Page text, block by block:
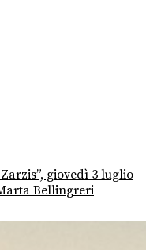
giovedì 3 luglio
Bellingreri